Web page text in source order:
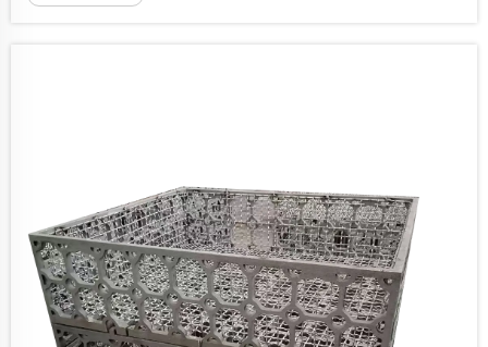
välttämättömän monien sovellusten alalla.